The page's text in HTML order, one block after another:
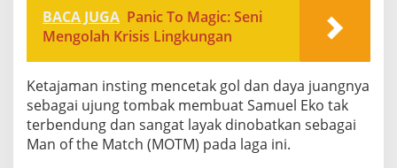
BACA JUGA Panic To Magic: Seni
Mengolah Krisis Lingkungan
Ketajaman insting mencetak gol dan daya juangnya
sebagai ujung tombak membuat Samuel Eko tak
terbendung dan sangat layak dinobatkan sebagai
Man of the Match (MOTM) pada laga ini.